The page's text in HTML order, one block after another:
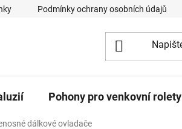
Podmínky ochrany osobních údajů
Pohony pro venkovní rolety
dálkové ovladače